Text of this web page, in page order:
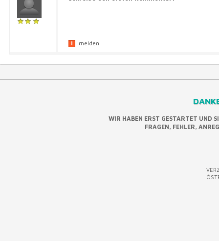
melden
WIR HABEN ERST GESTARTET UND
FRAGEN, FEHLER,